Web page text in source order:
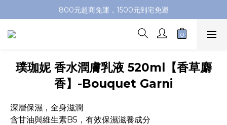
加入會員即送100元購物金，推薦好友，再送購物金
800元超商免運，1500元到宅免運
加入會員即送100元購物金，推薦好友，再送購物金
璞珈妮 香水潤膚乳液 520ml【香草麝
香】-Bouquet Garni
深層保濕，全身滋潤
含甘油與維生素B5，有效保濕滋養成分